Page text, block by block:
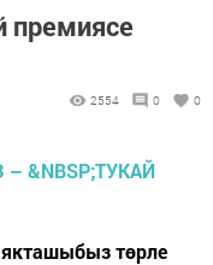
2554 0 0
төрле